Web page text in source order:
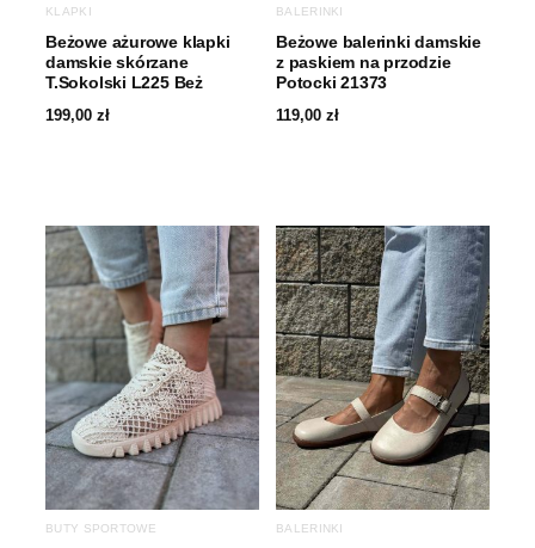
KLAPKI
Beżowe ażurowe klapki
damskie skórzane
T.Sokolski L225 Beż
199,00 zł
BALERINKI
Beżowe balerinki damskie
z paskiem na przodzie
Potocki 21373
119,00 zł
BUTY SPORTOWE BALERINKI